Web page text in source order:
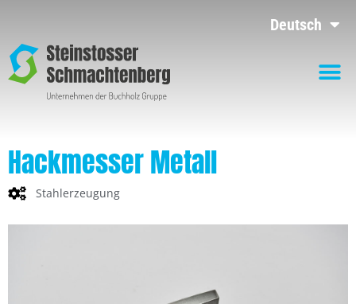
Deutsch
Hackmesser Metall
Stahlerzeugung